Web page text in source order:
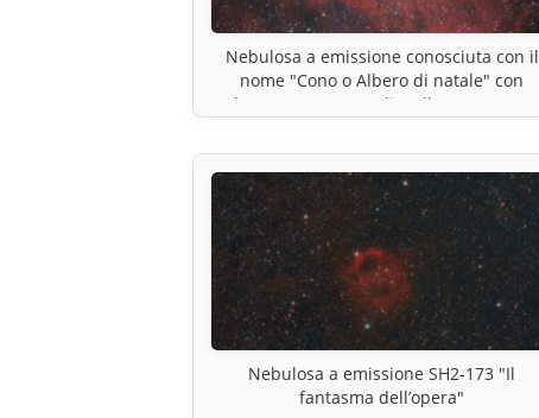
Nebulosa a emissione conosciuta con il
nome "Cono o Albero di natale" con
l’ammasso aperto di stelle NGC 2264.
Nebulosa a emissione SH2-173 "Il
fantasma dell’opera"